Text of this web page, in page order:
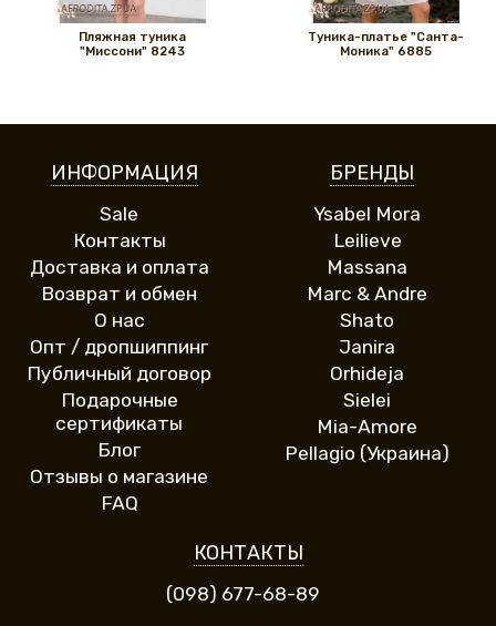
Пляжная туника
"Миссони" 8243
Туника-платье "Санта-
Моника" 6885
ИНФОРМАЦИЯ
Sale
Контакты
Доставка и оплата
Возврат и обмен
О нас
Опт / дропшиппинг
Публичный договор
Подарочные
сертификаты
Блог
Отзывы о магазине
FAQ
БРЕНДЫ
Ysabel Mora
Leilieve
Massana
Marc & Andre
Shato
Janira
Orhideja
Sielei
Mia-Amore
Pellagio (Украина)
КОНТАКТЫ
(098) 677-68-89